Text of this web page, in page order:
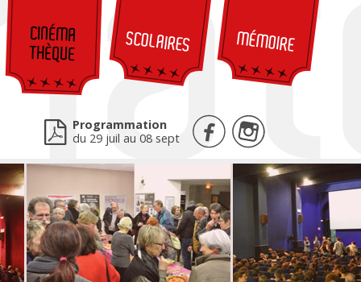
CINÉMA
THÈQUE
SCOLAIRES MÉMOIRE
Programmation
du 29 juil au 08 sept